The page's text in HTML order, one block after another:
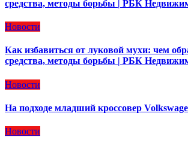
средства, методы борьбы | РБК
Новости
Как избавиться от луковой мухи: чем
средства, методы борьбы | РБК
Новости
На подходе младший кроссовер
Новости